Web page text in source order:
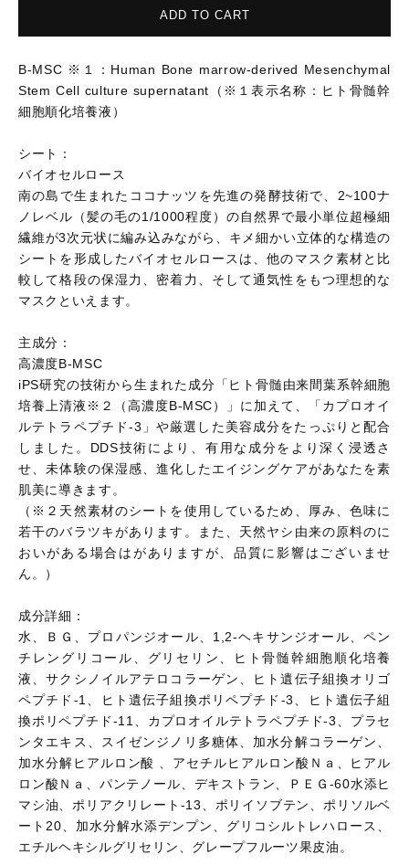
ADD TO CART
B-MSC ※１：Human Bone marrow-derived Mesenchymal
Stem Cell culture supernatant（※１表示名称：ヒト骨髄幹
細胞順化培養液）
シート：
バイオセルロース
南の島で生まれたココナッツを先進の発酵技術で、2~100ナ
ノレベル（髪の毛の1/1000程度）の自然界で最小単位超極細
繊維が3次元状に編み込みながら、キメ細かい立体的な構造の
シートを形成したバイオセルロースは、他のマスク素材と比
較して格段の保湿力、密着力、そして通気性をもつ理想的な
マスクといえます。
主成分：
高濃度B-MSC
iPS研究の技術から生まれた成分「ヒト骨髄由来間葉系幹細胞
培養上清液※２（高濃度B-MSC）」に加えて、「カプロオイ
ルテトラペプチド-3」や厳選した美容成分をたっぷりと配合
しました。DDS技術により、有用な成分をより深く浸透さ
せ、未体験の保湿感、進化したエイジングケアがあなたを素
肌美に導きます。
（※２天然素材のシートを使用しているため、厚み、色味に
若干のバラツキがあります。また、天然ヤシ由来の原料のに
おいがある場合はがありますが、品質に影響はございませ
ん。）
成分詳細：
水、ＢＧ、プロパンジオール、1,2-ヘキサンジオール、ペン
チレングリコール、グリセリン、ヒト骨髄幹細胞順化培養
液、サクシノイルアテロコラーゲン、ヒト遺伝子組換オリゴ
ペプチド-1、ヒト遺伝子組換ポリペプチド-3、ヒト遺伝子組
換ポリペプチド-11、カプロオイルテトラペプチド-3、プラセ
ンタエキス、スイゼンジノリ多糖体、加水分解コラーゲン、
加水分解ヒアルロン酸 、アセチルヒアルロン酸Ｎａ、ヒアル
ロン酸Ｎａ、パンテノール、デキストラン、ＰＥＧ-60水添ヒ
マシ油、ポリアクリレート-13、ポリイソブテン、ポリソルベ
ート20、加水分解水添デンプン、グリコシルトレハロース、
エチルヘキシルグリセリン、グレープフルーツ果皮油。